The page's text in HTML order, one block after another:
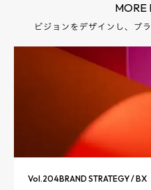
MORE
ビジョンをデザインし、ブ
Vol.204BRAND STRATEGY / BX